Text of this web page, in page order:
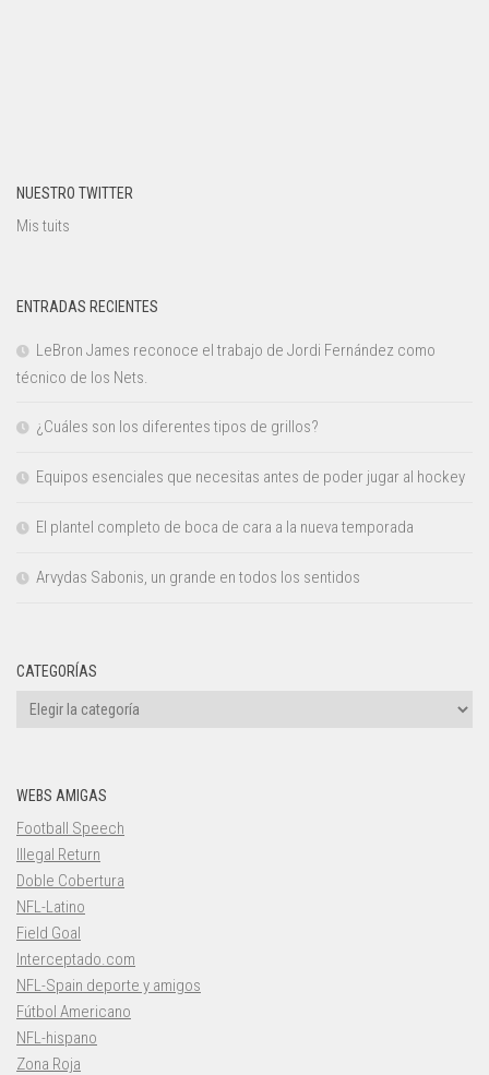
NUESTRO TWITTER
Mis tuits
ENTRADAS RECIENTES
LeBron James reconoce el trabajo de Jordi Fernández como
técnico de los Nets.
¿Cuáles son los diferentes tipos de grillos?
Equipos esenciales que necesitas antes de poder jugar al hockey
El plantel completo de boca de cara a la nueva temporada
Arvydas Sabonis, un grande en todos los sentidos
CATEGORÍAS
Categorías
WEBS AMIGAS
Football Speech
Illegal Return
Doble Cobertura
NFL-Latino
Field Goal
Interceptado.com
NFL-Spain deporte y amigos
Fútbol Americano
NFL-hispano
Zona Roja